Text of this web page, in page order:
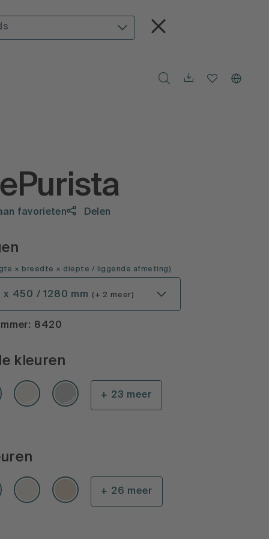
favorieten Delen
× breedte × diepte / liggende afmeting )
x 450 / 1280 mm (+ 2 meer)
8420
kleuren
+ 23 meer
+ 26 meer